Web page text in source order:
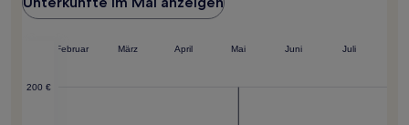
200 €
Februar März April Mai Juni Juli